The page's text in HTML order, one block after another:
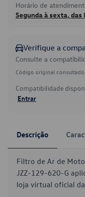
Horário de
Segunda à sexta, das
Verifique a
Consulte a
Código original consultado:
Compatibilidade
Entrar
Descrição
Filtro de Ar de
JZZ-129-620-G
loja virtual oficial